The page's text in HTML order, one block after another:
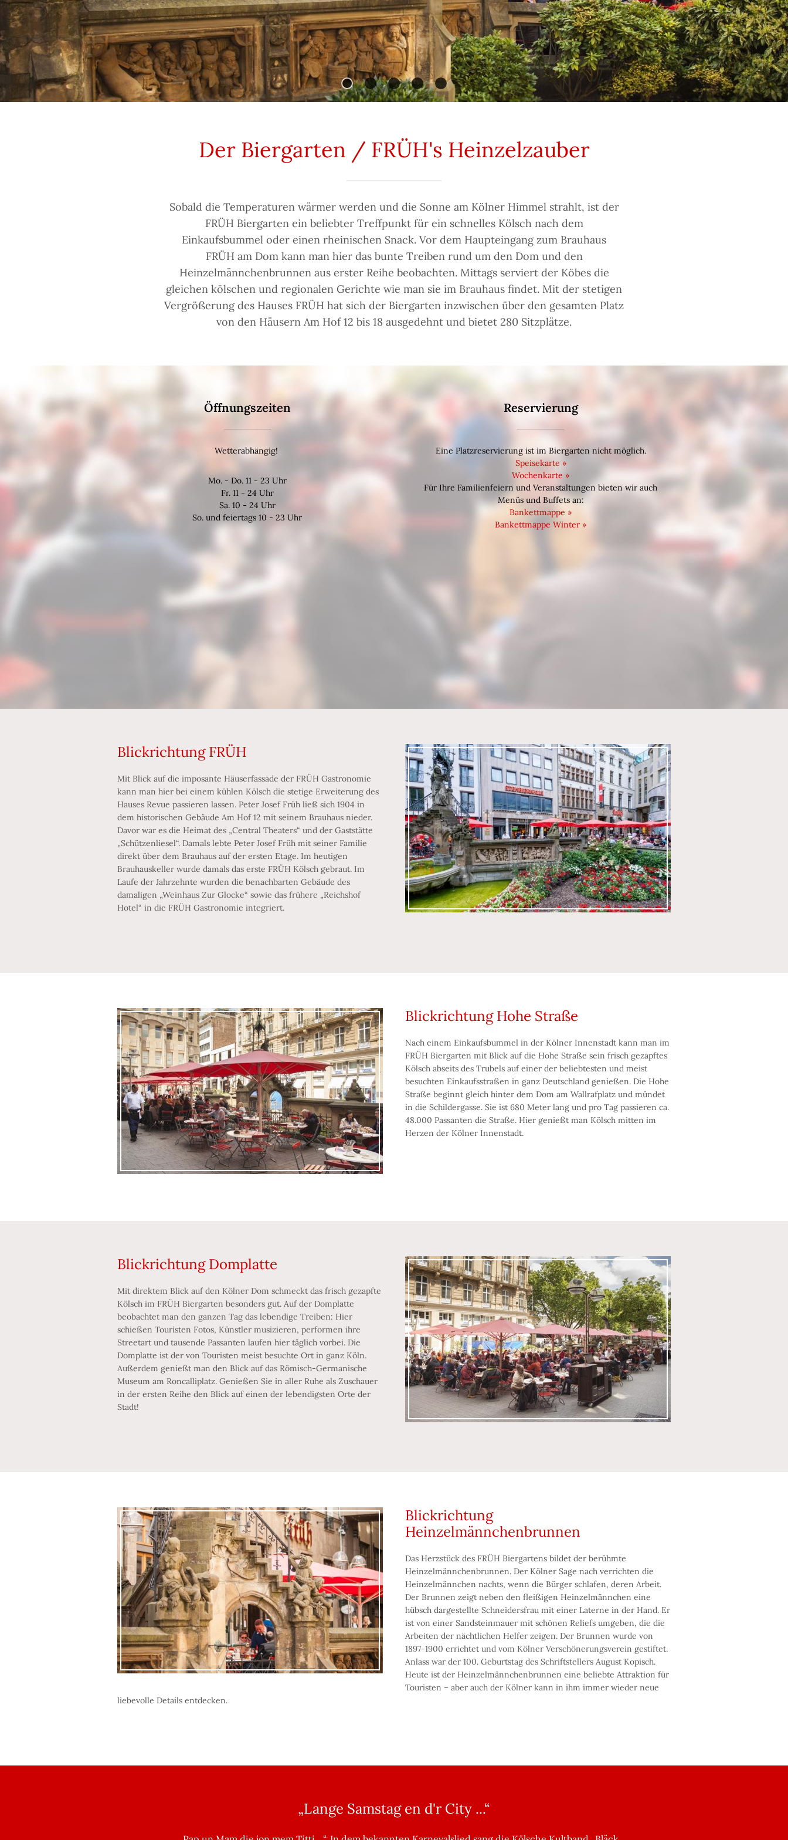
Der Biergarten / FRÜH's Heinzelzauber
Sobald die Temperaturen wärmer werden und die Sonne am Kölner Himmel strahlt, ist der
FRÜH Biergarten ein beliebter Treffpunkt für ein schnelles Kölsch nach dem
Einkaufsbummel oder einen rheinischen Snack. Vor dem Haupteingang zum Brauhaus
FRÜH am Dom kann man hier das bunte Treiben rund um den Dom und den
Heinzelmännchenbrunnen aus erster Reihe beobachten. Mittags serviert der Köbes die
gleichen kölschen und regionalen Gerichte wie man sie im Brauhaus findet. Mit der stetigen
Vergrößerung des Hauses FRÜH hat sich der Biergarten inzwischen über den gesamten Platz
von den Häusern Am Hof 12 bis 18 ausgedehnt und bietet 280 Sitzplätze.
Öffnungszeiten
Wetterabhängig!
Mo. - Do. 11 - 23 Uhr
Fr. 11 - 24 Uhr
Sa. 10 - 24 Uhr
So. und feiertags 10 - 23 Uhr
Reservierung
Eine Platzreservierung ist im Biergarten nicht möglich.
Speisekarte
Wochenkarte
Für Ihre Familienfeiern und Veranstaltungen bieten wir auch
Menüs und Buffets an:
Bankettmappe
Bankettmappe Winter
Blickrichtung FRÜH
Mit Blick auf die imposante Häuserfassade der FRÜH Gastronomie
kann man hier bei einem kühlen Kölsch die stetige Erweiterung des
Hauses Revue passieren lassen. Peter Josef Früh ließ sich 1904 in
dem historischen Gebäude Am Hof 12 mit seinem Brauhaus nieder.
Davor war es die Heimat des „Central Theaters“ und der Gaststätte
„Schützenliesel“. Damals lebte Peter Josef Früh mit seiner Familie
direkt über dem Brauhaus auf der ersten Etage. Im heutigen
Brauhauskeller wurde damals das erste FRÜH Kölsch gebraut. Im
Laufe der Jahrzehnte wurden die benachbarten Gebäude des
damaligen „Weinhaus Zur Glocke“ sowie das frühere „Reichshof
Hotel“ in die FRÜH Gastronomie integriert.
Blickrichtung Hohe Straße
Nach einem Einkaufsbummel in der Kölner Innenstadt kann man im
FRÜH Biergarten mit Blick auf die Hohe Straße sein frisch gezapftes
Kölsch abseits des Trubels auf einer der beliebtesten und meist
besuchten Einkaufsstraßen in ganz Deutschland genießen. Die Hohe
Straße beginnt gleich hinter dem Dom am Wallrafplatz und mündet
in die Schildergasse. Sie ist 680 Meter lang und pro Tag passieren ca.
48.000 Passanten die Straße. Hier genießt man Kölsch mitten im
Herzen der Kölner Innenstadt.
Blickrichtung Domplatte
Mit direktem Blick auf den Kölner Dom schmeckt das frisch gezapfte
Kölsch im FRÜH Biergarten besonders gut. Auf der Domplatte
beobachtet man den ganzen Tag das lebendige Treiben: Hier
schießen Touristen Fotos, Künstler musizieren, performen ihre
Streetart und tausende Passanten laufen hier täglich vorbei. Die
Domplatte ist der von Touristen meist besuchte Ort in ganz Köln.
Außerdem genießt man den Blick auf das Römisch-Germanische
Museum am Roncalliplatz. Genießen Sie in aller Ruhe als Zuschauer
in der ersten Reihe den Blick auf einen der lebendigsten Orte der
Stadt!
Blickrichtung
Heinzelmännchenbrunnen
Das Herzstück des FRÜH Biergartens bildet der berühmte
Heinzelmännchenbrunnen. Der Kölner Sage nach verrichten die
Heinzelmännchen nachts, wenn die Bürger schlafen, deren Arbeit.
Der Brunnen zeigt neben den fleißigen Heinzelmännchen eine
hübsch dargestellte Schneidersfrau mit einer Laterne in der Hand. Er
ist von einer Sandsteinmauer mit schönen Reliefs umgeben, die die
Arbeiten der nächtlichen Helfer zeigen. Der Brunnen wurde von
1897-1900 errichtet und vom Kölner Verschönerungsverein gestiftet.
Anlass war der 100. Geburtstag des Schriftstellers August Kopisch.
Heute ist der Heinzelmännchenbrunnen eine beliebte Attraktion für
Touristen – aber auch der Kölner kann in ihm immer wieder neue
liebevolle Details entdecken.
„Lange Samstag en d'r City ...“